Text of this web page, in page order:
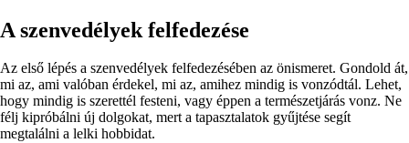
A szenvedélyek felfedezése
Az első lépés a szenvedélyek felfedezésében az önismeret. Gondold át,
mi az, ami valóban érdekel, mi az, amihez mindig is vonzódtál. Lehet,
hogy mindig is szerettél festeni, vagy éppen a természetjárás vonz. Ne
félj kipróbálni új dolgokat, mert a tapasztalatok gyűjtése segít
megtalálni a lelki hobbidat.